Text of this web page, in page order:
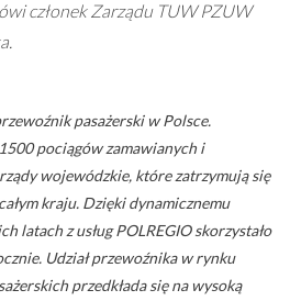
członek Zarządu TUW PZUW
pasażerski w Polsce.
pociągów zamawianych i
wojewódzkie, które zatrzymują się
kraju. Dzięki dynamicznemu
latach z usług POLREGIO skorzystało
Udział przewoźnika w rynku
przedkłada się na wysoką